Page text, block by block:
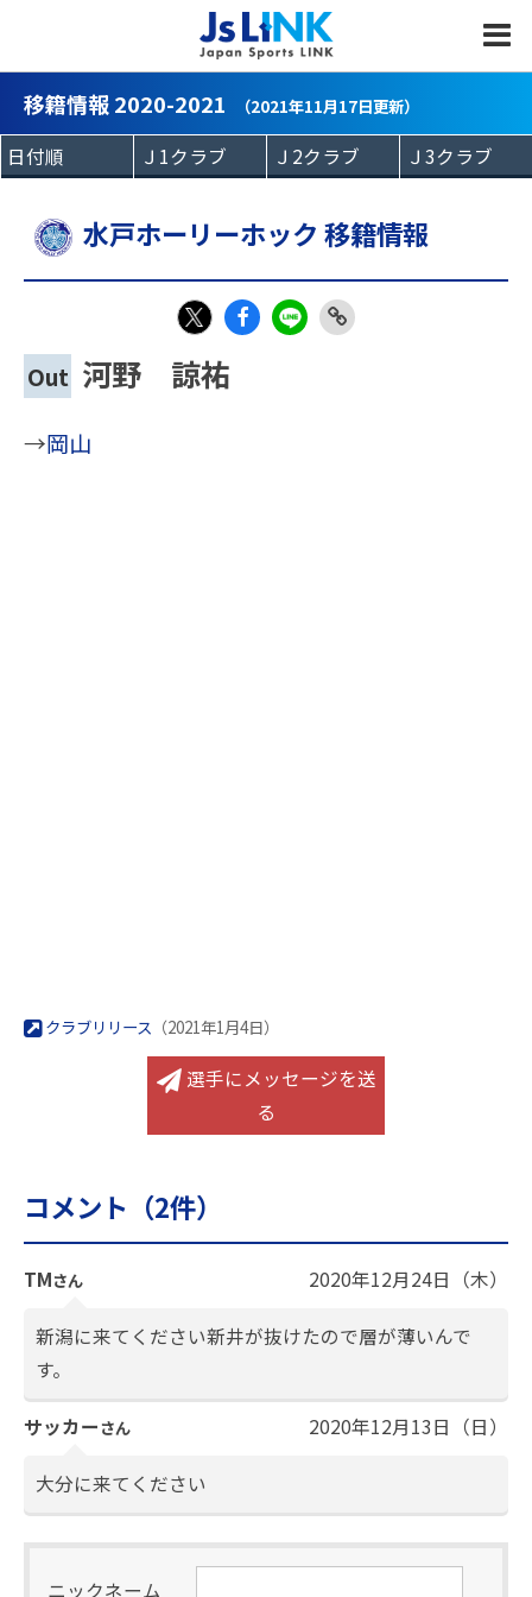
移籍情報 2020-2021 （2021年11月17日更新）
水戸ホーリーホック 移籍情報
X
Out 河野 諒祐
→岡山
クラブリリース （2021年1月4日）
選手にメッセージを送
る
コメント（2件）
TMさん 2020年12月24日（木）
新潟に来てください新井が抜けたので層が薄いんで
す。
サッカー さん 2020年12月13日（日）
大分に来てください
ニックネーム